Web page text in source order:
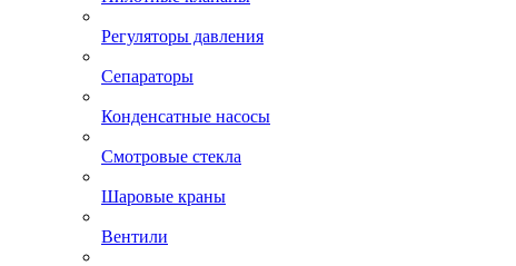
Регуляторы давления
Сепараторы
Конденсатные насосы
Смотровые стекла
Шаровые краны
Вентили